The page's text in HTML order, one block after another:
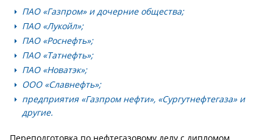
ПАО «Газпром» и дочерние общества;
ПАО «Лукойл»;
ПАО «Роснефть»;
ПАО «Татнефть»;
ПАО «Новатэк»;
ООО «Славнефть»;
предприятия «Газпром нефти», «Сургутнефтегаза» и
другие.